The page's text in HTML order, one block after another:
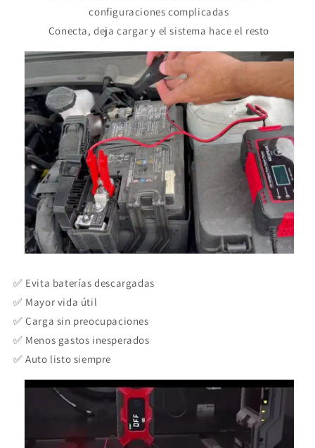
configuraciones complicadas
Conecta, deja cargar y el sistema hace el resto
✅ Evita baterías descargadas
✅ Mayor vida útil
✅ Carga sin preocupaciones
✅ Menos gastos inesperados
✅ Auto listo siempre